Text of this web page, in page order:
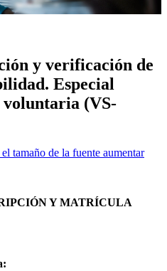
y verificación de
Especial
voluntaria (VS-
tamaño de la fuente aumentar
Y MATRÍCULA